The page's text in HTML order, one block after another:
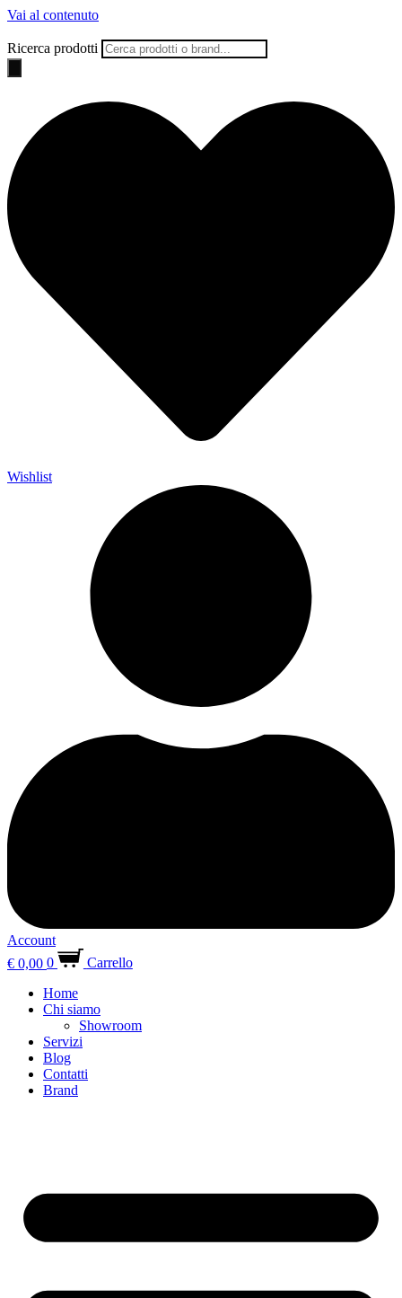
Vai al contenuto
Ricerca prodotti
Wishlist
Account
€ 0,00 0
Carrello
Home
Chi siamo
Showroom
Servizi
Blog
Contatti
Brand